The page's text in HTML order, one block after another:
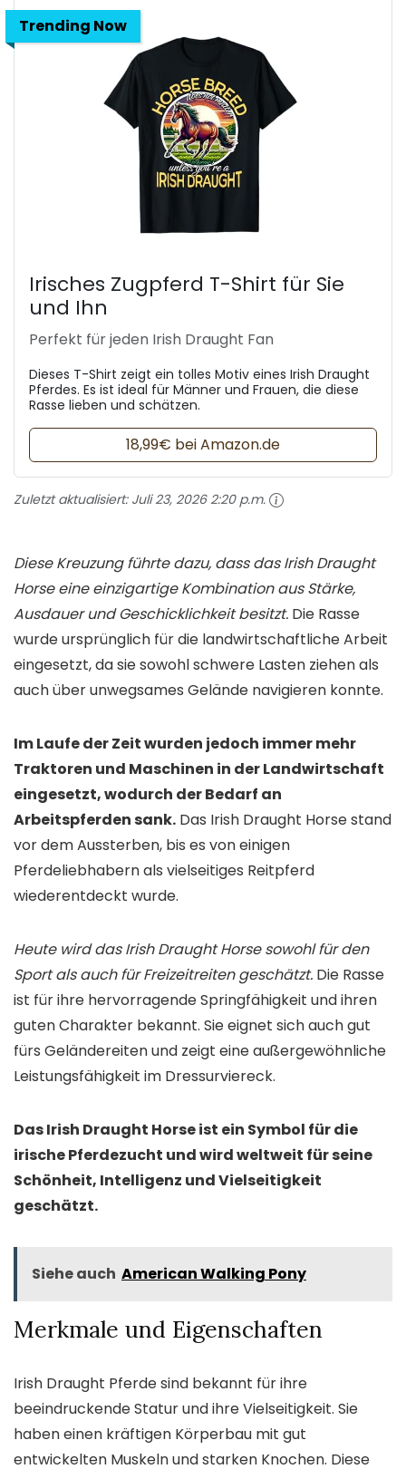
Trending Now
Irisches Zugpferd T-Shirt für Sie
und Ihn
Perfekt für jeden Irish Draught Fan
Dieses T-Shirt zeigt ein tolles Motiv eines Irish Draught
Pferdes. Es ist ideal für Männer und Frauen, die diese
Rasse lieben und schätzen.
18,99€ bei Amazon.de
Zuletzt aktualisiert: Juli 23, 2026 2:20 p.m.
Diese Kreuzung führte dazu, dass das Irish Draught
Horse eine einzigartige Kombination aus Stärke,
Ausdauer und Geschicklichkeit besitzt. Die Rasse
wurde ursprünglich für die landwirtschaftliche Arbeit
eingesetzt, da sie sowohl schwere Lasten ziehen als
auch über unwegsames Gelände navigieren konnte.
Im Laufe der Zeit wurden jedoch immer mehr
Traktoren und Maschinen in der Landwirtschaft
eingesetzt, wodurch der Bedarf an
Arbeitspferden sank. Das Irish Draught Horse stand
vor dem Aussterben, bis es von einigen
Pferdeliebhabern als vielseitiges Reitpferd
wiederentdeckt wurde.
Heute wird das Irish Draught Horse sowohl für den
Sport als auch für Freizeitreiten geschätzt. Die Rasse
ist für ihre hervorragende Springfähigkeit und ihren
guten Charakter bekannt. Sie eignet sich auch gut
fürs Geländereiten und zeigt eine außergewöhnliche
Leistungsfähigkeit im Dressurviereck.
Das Irish Draught Horse ist ein Symbol für die
irische Pferdezucht und wird weltweit für seine
Schönheit, Intelligenz und Vielseitigkeit
geschätzt.
Siehe auch American Walking Pony
Merkmale und Eigenschaften
Irish Draught Pferde sind bekannt für ihre
beeindruckende Statur und ihre Vielseitigkeit. Sie
haben einen kräftigen Körperbau mit gut
entwickelten Muskeln und starken Knochen. Diese